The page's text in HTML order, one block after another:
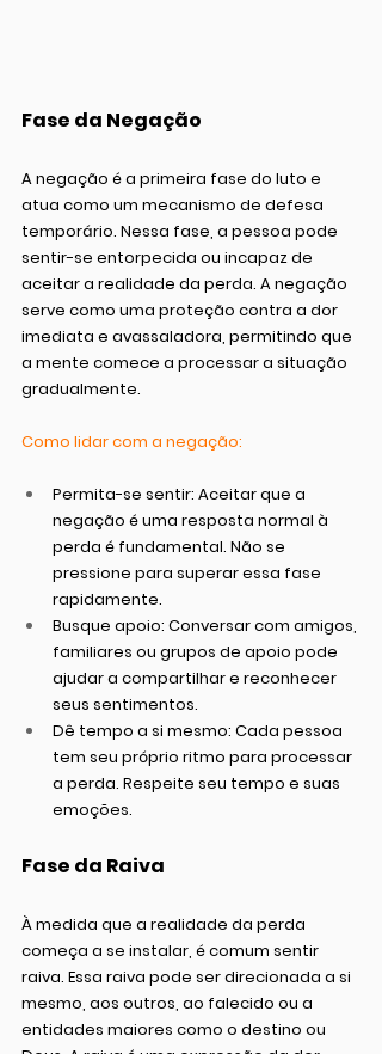
Fase da Negação
A negação é a primeira fase do luto e
atua como um mecanismo de defesa
temporário. Nessa fase, a pessoa pode
sentir-se entorpecida ou incapaz de
aceitar a realidade da perda. A negação
serve como uma proteção contra a dor
imediata e avassaladora, permitindo que
a mente comece a processar a situação
gradualmente.
Como lidar com a negação:
Permita-se sentir: Aceitar que a
negação é uma resposta normal à
perda é fundamental. Não se
pressione para superar essa fase
rapidamente.
Busque apoio: Conversar com amigos,
familiares ou grupos de apoio pode
ajudar a compartilhar e reconhecer
seus sentimentos.
Dê tempo a si mesmo: Cada pessoa
tem seu próprio ritmo para processar
a perda. Respeite seu tempo e suas
emoções.
Fase da Raiva
À medida que a realidade da perda
começa a se instalar, é comum sentir
raiva. Essa raiva pode ser direcionada a si
mesmo, aos outros, ao falecido ou a
entidades maiores como o destino ou